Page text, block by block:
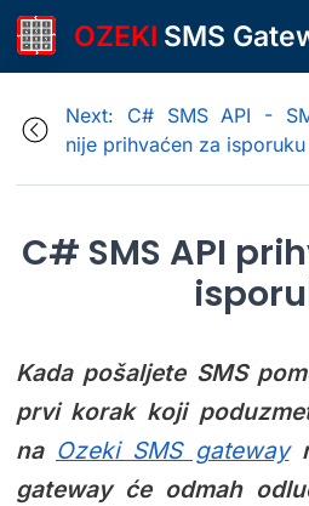
OZEKI SMS
Next: C# SMS API -
nije prihvaćen za isporuku
C# SMS API
Kada pošaljete SMS
prvi korak koji
na Ozeki SMS gateway
gateway će odmah